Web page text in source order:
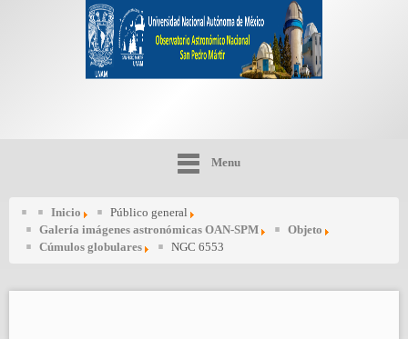
Menu
Inicio
Público general
Galería imágenes astronómicas OAN-SPM
Objeto
Cúmulos globulares
NGC 6553